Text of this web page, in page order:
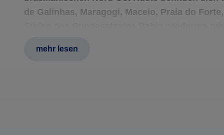
de Galinhas, Maragogi, Maceio, Praia do
für Strandurlaub geeignet. Hier sind
mehr lesen